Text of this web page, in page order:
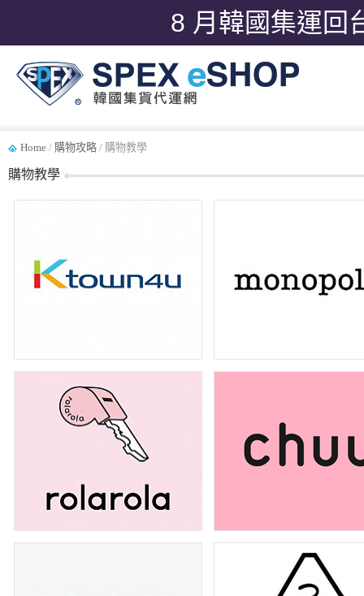
8 月韓國集運回
Home / 購物攻略 / 購物教學
購物教學